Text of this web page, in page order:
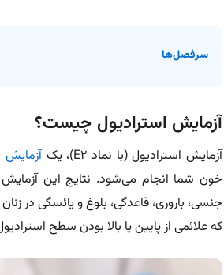
سرفصل‌ها
آزمایش استرادیول چیست؟
آزمایش استرادیول (با نماد E2)، یک
خون شما انجام می‌شود. نتایج این
جنسی، باروری، قاعدگی، بلوغ و یائسگی در
که علائمی از پایین یا بالا بودن سطح